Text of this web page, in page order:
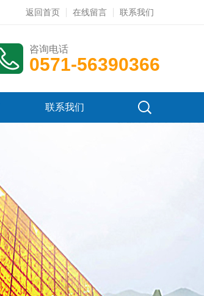
返回首页 在线留言 联系我们
咨询电话
0571-56390366
联系我们